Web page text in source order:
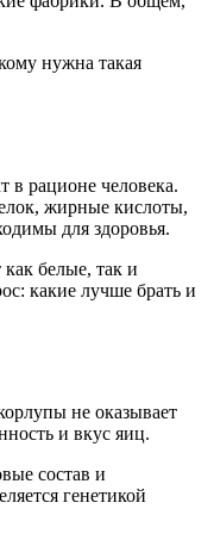
нужна такая
рационе человека.
жирные кислоты,
для здоровья.
белые, так и
какие лучше брать и
не оказывает
и вкус яиц.
состав и
генетикой